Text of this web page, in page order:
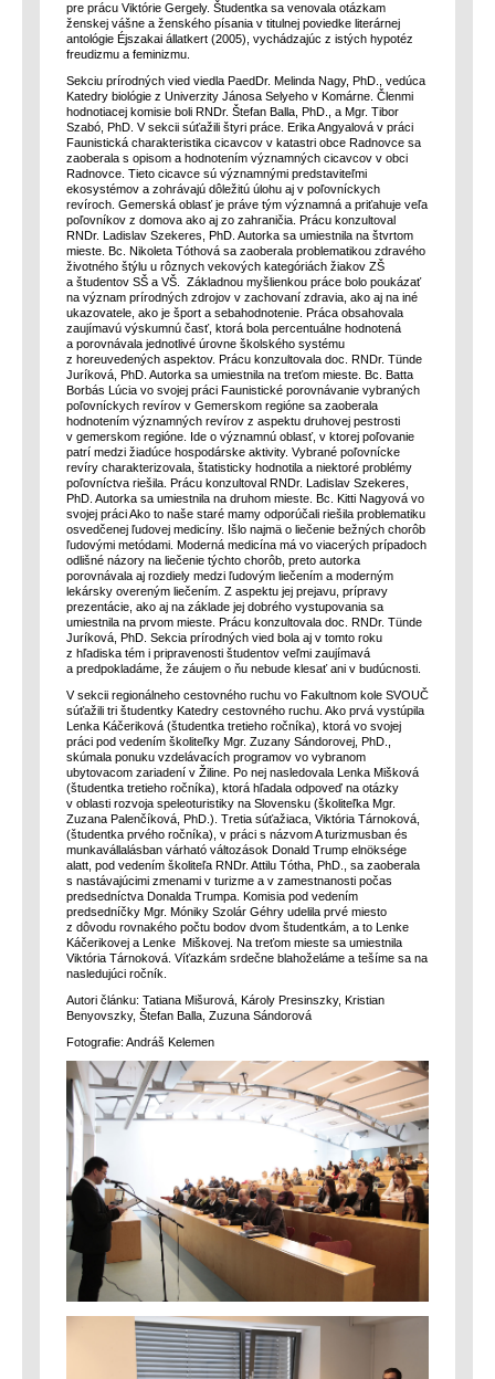
pre prácu Viktórie Gergely. Študentka sa venovala otázkam
ženskej vášne a ženského písania v titulnej poviedke literárnej
antológie Éjszakai állatkert (2005), vychádzajúc z istých hypotéz
freudizmu a feminizmu.
Sekciu prírodných vied viedla PaedDr. Melinda Nagy, PhD., vedúca
Katedry biológie z Univerzity Jánosa Selyeho v Komárne. Členmi
hodnotiacej komisie boli RNDr. Štefan Balla, PhD., a Mgr. Tibor
Szabó, PhD. V sekcii súťažili štyri práce. Erika Angyalová v práci
Faunistická charakteristika cicavcov v katastri obce Radnovce sa
zaoberala s opisom a hodnotením významných cicavcov v obci
Radnovce. Tieto cicavce sú významnými predstaviteľmi
ekosystémov a zohrávajú dôležitú úlohu aj v poľovníckych
revíroch. Gemerská oblasť je práve tým významná a priťahuje veľa
poľovníkov z domova ako aj zo zahraničia. Prácu konzultoval
RNDr. Ladislav Szekeres, PhD. Autorka sa umiestnila na štvrtom
mieste. Bc. Nikoleta Tóthová sa zaoberala problematikou zdravého
životného štýlu u rôznych vekových kategóriách žiakov ZŠ
a študentov SŠ a VŠ. Základnou myšlienkou práce bolo poukázať
na význam prírodných zdrojov v zachovaní zdravia, ako aj na iné
ukazovatele, ako je šport a sebahodnotenie. Práca obsahovala
zaujímavú výskumnú časť, ktorá bola percentuálne hodnotená
a porovnávala jednotlivé úrovne školského systému
z horeuvedených aspektov. Prácu konzultovala doc. RNDr. Tünde
Juríková, PhD. Autorka sa umiestnila na treťom mieste. Bc. Batta
Borbás Lúcia vo svojej práci Faunistické porovnávanie vybraných
poľovníckych revírov v Gemerskom regióne sa zaoberala
hodnotením významných revírov z aspektu druhovej pestrosti
v gemerskom regióne. Ide o významnú oblasť, v ktorej poľovanie
patrí medzi žiadúce hospodárske aktivity. Vybrané poľovnícke
revíry charakterizovala, štatisticky hodnotila a niektoré problémy
poľovníctva riešila. Prácu konzultoval RNDr. Ladislav Szekeres,
PhD. Autorka sa umiestnila na druhom mieste. Bc. Kitti Nagyová vo
svojej práci Ako to naše staré mamy odporúčali riešila problematiku
osvedčenej ľudovej medicíny. Išlo najmä o liečenie bežných chorôb
ľudovými metódami. Moderná medicína má vo viacerých prípadoch
odlišné názory na liečenie týchto chorôb, preto autorka
porovnávala aj rozdiely medzi ľudovým liečením a moderným
lekársky overeným liečením. Z aspektu jej prejavu, prípravy
prezentácie, ako aj na základe jej dobrého vystupovania sa
umiestnila na prvom mieste. Prácu konzultovala doc. RNDr. Tünde
Juríková, PhD. Sekcia prírodných vied bola aj v tomto roku
z hľadiska tém i pripravenosti študentov veľmi zaujímavá
a predpokladáme, že záujem o ňu nebude klesať ani v budúcnosti.
V sekcii regionálneho cestovného ruchu vo Fakultnom kole SVOUČ
súťažili tri študentky Katedry cestovného ruchu. Ako prvá vystúpila
Lenka Káčeriková (študentka tretieho ročníka), ktorá vo svojej
práci pod vedením školiteľky Mgr. Zuzany Sándorovej, PhD.,
skúmala ponuku vzdelávacích programov vo vybranom
ubytovacom zariadení v Žiline. Po nej nasledovala Lenka Mišková
(študentka tretieho ročníka), ktorá hľadala odpoveď na otázky
v oblasti rozvoja speleoturistiky na Slovensku (školiteľka Mgr.
Zuzana Palenčíková, PhD.). Tretia súťažiaca, Viktória Tárnoková,
(študentka prvého ročníka), v práci s názvom A turizmusban és
munkavállalásban várható változások Donald Trump elnöksége
alatt, pod vedením školiteľa RNDr. Attilu Tótha, PhD., sa zaoberala
s nastávajúcimi zmenami v turizme a v zamestnanosti počas
predsedníctva Donalda Trumpa. Komisia pod vedením
predsedníčky Mgr. Móniky Szolár Géhry udelila prvé miesto
z dôvodu rovnakého počtu bodov dvom študentkám, a to Lenke
Káčerikovej a Lenke Miškovej. Na treťom mieste sa umiestnila
Viktória Tárnoková. Víťazkám srdečne blahoželáme a tešíme sa na
nasledujúci ročník.
Autori článku: Tatiana Mišurová, Károly Presinszky, Kristian
Benyovszky, Štefan Balla, Zuzuna Sándorová
Fotografie: Andráš Kelemen